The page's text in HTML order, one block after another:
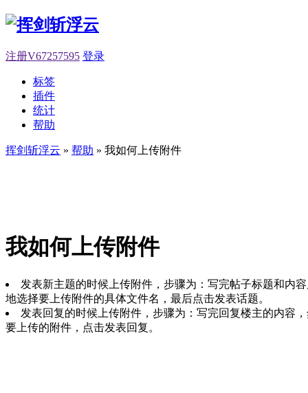
注册V67257595 登录
标签
插件
统计
帮助
挥剑斩浮云 » 帮助 » 我如何上传附件
我如何上传附件
发表新主题的时候上传附件，步骤为：写完帖子标题和内
地选择要上传附件的具体文件名，最后点击发表话题。
发表回复的时候上传附件，步骤为：写完回复楼主的内容
要上传的附件，点击发表回复。